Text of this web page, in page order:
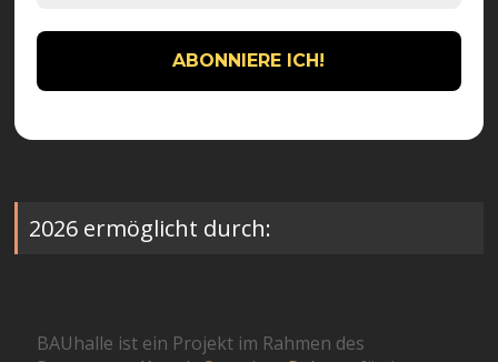
2026 ermöglicht durch:
BAUhalle ist ein Projekt im Rahmen des